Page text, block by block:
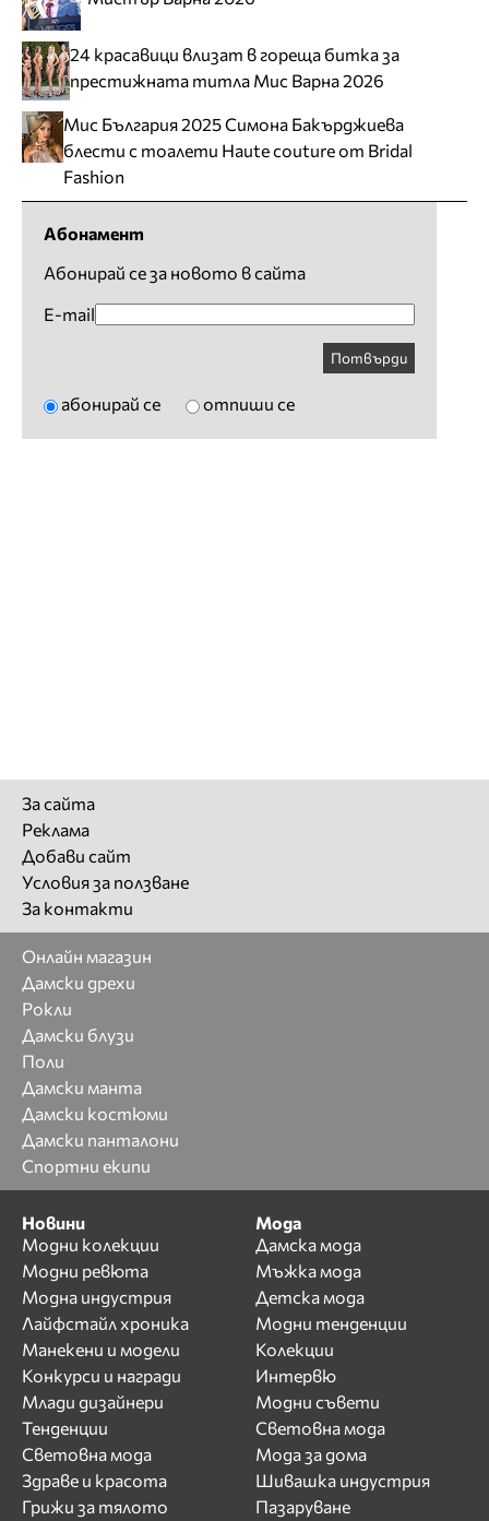
24 красавици влизат в гореща битка за
престижната титла Мис Варна 2026
Мис България 2025 Симона Бакърджиева
блести с тоалети Haute couture от Bridal
Fashion
Абонамент
Абонирай се за новото в сайта
E-mail
Потвърди
абонирай се отпиши се
За сайта
Реклама
Добави сайт
Условия за ползване
За контакти
Онлайн магазин
Дамски дрехи
Рокли
Дамски блузи
Поли
Дамски манта
Дамски костюми
Дамски панталони
Спортни екипи
Новини
Модни колекции
Модни ревюта
Модна индустрия
Лайфстайл хроника
Манекени и модели
Конкурси и награди
Млади дизайнери
Тенденции
Световна мода
Здраве и красота
Грижи за тялото
Мода
Дамска мода
Мъжка мода
Детска мода
Модни тенденции
Колекции
Интервю
Модни съвети
Световна мода
Мода за дома
Шивашка индустрия
Пазаруване